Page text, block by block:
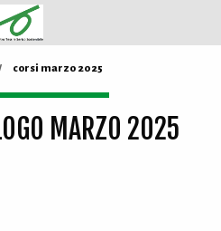
corsi marzo 2025
MARZO 2025